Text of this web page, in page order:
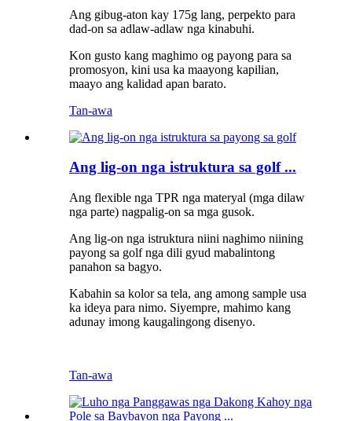
Ang gibug-aton kay 175g lang, perpekto para
dad-on sa adlaw-adlaw nga kinabuhi.
Kon gusto kang maghimo og payong para sa
promosyon, kini usa ka maayong kapilian,
maayo ang kalidad apan barato.
Tan-awa
Ang lig-on nga istruktura sa golf ...
Ang flexible nga TPR nga materyal (mga dilaw
nga parte) nagpalig-on sa mga gusok.
Ang lig-on nga istruktura niini naghimo niining
payong sa golf nga dili gyud mabalintong
panahon sa bagyo.
Kabahin sa kolor sa tela, ang among sample usa
ka ideya para nimo. Siyempre, mahimo kang
adunay imong kaugalingong disenyo.
Tan-awa